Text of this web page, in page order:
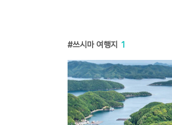
쓰시마 여행지 1